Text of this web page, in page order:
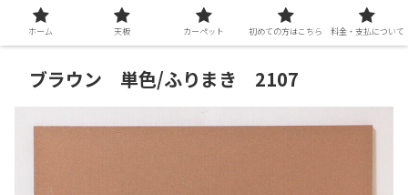
ブラウン 単色/ふりまき 2107
ホーム 天板 カーペット 初めての方はこちら 料金・支払について